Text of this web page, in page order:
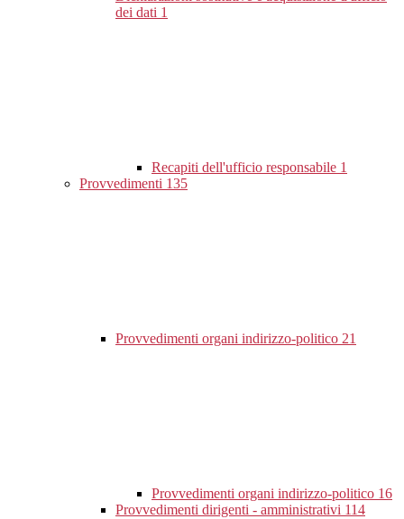
dei dati 1
Recapiti dell'ufficio responsabile 1
Provvedimenti 135
Provvedimenti organi indirizzo-politico 21
Provvedimenti organi indirizzo-politico 16
Provvedimenti dirigenti - amministrativi 114